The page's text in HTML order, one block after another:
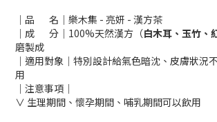
｜品 名｜樂木集 - 亮妍 - 漢方茶
｜成 分｜100%天然漢方（白木耳、玉竹、
磨製成
｜適用對象｜特別設計給氣色暗沈、皮膚狀況
用
｜注意事項｜
∨ 生理期間、懷孕期間、哺乳期間可以飲用